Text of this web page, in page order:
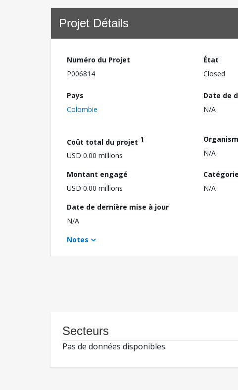
Projet Détails
Numéro du Projet
P006814
État
Closed
Pays
Colombie
Date de
N/A
Coût total du projet 1
USD 0.00 millions
N/A
Montant engagé
USD 0.00 millions
N/A
Date de dernière mise à jour
N/A
Notes
Secteurs
Pas de données disponibles.